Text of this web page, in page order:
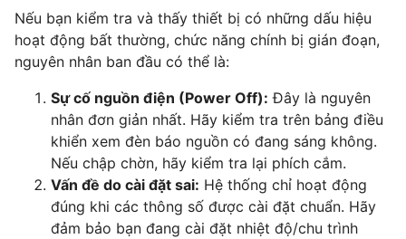
Nếu bạn kiểm tra và thấy thiết bị có những dấu hiệu
hoạt động bất thường, chức năng chính bị gián đoạn,
nguyên nhân ban đầu có thể là:
Sự cố nguồn điện (Power Off): Đây là nguyên
nhân đơn giản nhất. Hãy kiểm tra trên bảng điều
khiển xem đèn báo nguồn có đang sáng không.
Nếu chập chờn, hãy kiểm tra lại phích cắm.
Vấn đề do cài đặt sai: Hệ thống chỉ hoạt động
đúng khi các thông số được cài đặt chuẩn. Hãy
đảm bảo bạn đang cài đặt nhiệt độ/chu trình